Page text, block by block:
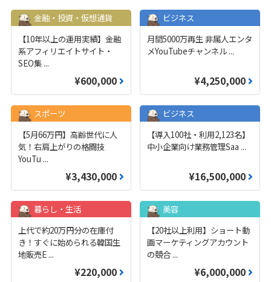
金融・投資・仮想通貨
【10年以上の運用実績】金融
系アフィリエイトサイト・
SEO集 ...
¥600,000
ビジネス
月間5000万再生 非属人エンタ
メYouTubeチャンネル...
¥4,250,000
スポーツ
【5月66万円】高齢世代に人
気！右肩上がりの格闘技
YouTu ...
¥3,430,000
ビジネス
【導入100社・利用2,123名】
中小企業向け業務管理Saa ...
¥16,500,000
暮らし・生活
上代で約20万円分の在庫付
き！すぐに始められる韓国生
地販売E ...
¥220,000
美容
【20社以上利用】ショート動
画マーケティングアカウント
の競合...
¥6,000,000